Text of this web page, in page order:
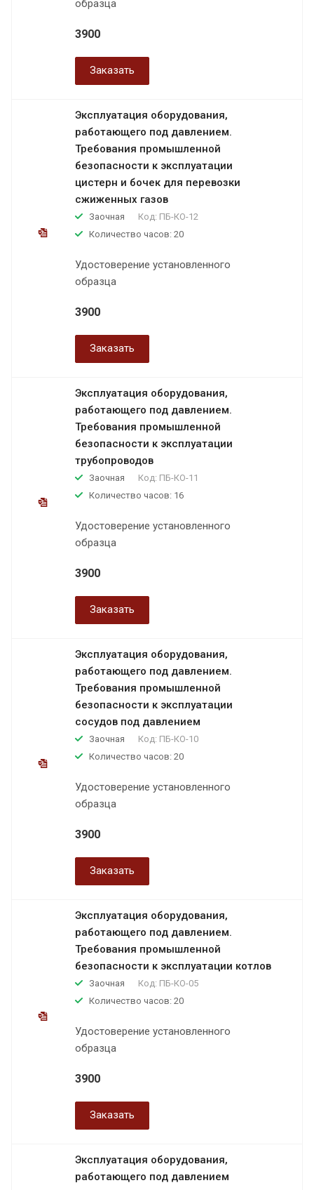
образца
3900
Заказать
Эксплуатация оборудования,
работающего под давлением.
Требования промышленной
безопасности к эксплуатации
цистерн и бочек для перевозки
сжиженных газов
Заочная Код: ПБ-КО-12
Количество часов: 20
Удостоверение установленного
образца
3900
Заказать
Эксплуатация оборудования,
работающего под давлением.
Требования промышленной
безопасности к эксплуатации
трубопроводов
Заочная Код: ПБ-КО-11
Количество часов: 16
Удостоверение установленного
образца
3900
Заказать
Эксплуатация оборудования,
работающего под давлением.
Требования промышленной
безопасности к эксплуатации
сосудов под давлением
Заочная Код: ПБ-КО-10
Количество часов: 20
Удостоверение установленного
образца
3900
Заказать
Эксплуатация оборудования,
работающего под давлением.
Требования промышленной
безопасности к эксплуатации котлов
Заочная Код: ПБ-КО-05
Количество часов: 20
Удостоверение установленного
образца
3900
Заказать
Эксплуатация оборудования,
работающего под давлением